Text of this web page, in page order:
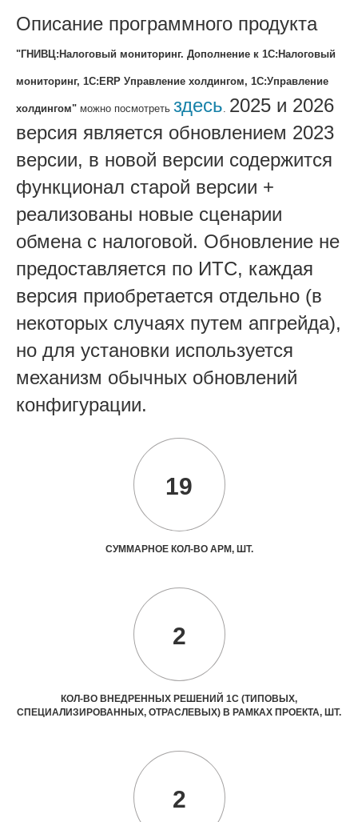
Описание программного продукта
"ГНИВЦ:Налоговый мониторинг. Дополнение к 1С:Налоговый
мониторинг, 1С:ERP Управление холдингом, 1С:Управление
холдингом" можно посмотреть здесь. 2025 и 2026
версия является обновлением 2023
версии, в новой версии содержится
функционал старой версии +
реализованы новые сценарии
обмена с налоговой. Обновление не
предоставляется по ИТС, каждая
версия приобретается отдельно (в
некоторых случаях путем апгрейда),
но для установки используется
механизм обычных обновлений
конфигурации.
19
СУММАРНОЕ КОЛ-ВО АРМ, ШТ.
2
КОЛ-ВО ВНЕДРЕННЫХ РЕШЕНИЙ 1С (ТИПОВЫХ,
СПЕЦИАЛИЗИРОВАННЫХ, ОТРАСЛЕВЫХ) В РАМКАХ ПРОЕКТА, ШТ.
2